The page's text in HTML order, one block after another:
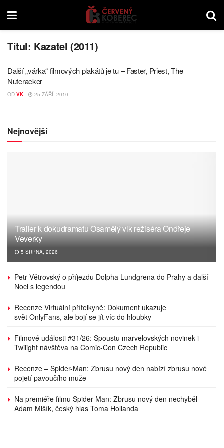
Titul: Kazatel (2011)
Další „várka“ filmových plakátů je tu – Faster, Priest, The
Nutcracker
OD VK 25 ZÁŘÍ, 2010
Nejnovější
Trailer k dokudramatu Osamělý vlk režiséra Ondřeje
Veverky
5 SRPNA, 2026
Petr Větrovský o příjezdu Dolpha Lundgrena do Prahy a další
Noci s legendou
Recenze Virtuální přítelkyně: Dokument ukazuje
svět OnlyFans, ale bojí se jít víc do hloubky
Filmové události #31/26: Spoustu marvelovských novinek i
Twilight návštěva na Comic-Con Czech Republic
Recenze – Spider-Man: Zbrusu nový den nabízí zbrusu nové
pojetí pavoučího muže
Na premiéře filmu Spider-Man: Zbrusu nový den nechyběl
Adam Mišík, český hlas Toma Hollanda